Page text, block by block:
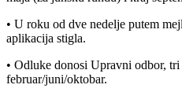
• U roku od dve nedelje putem
aplikacija stigla.
• Odluke donosi Upravni odbor,
februar/juni/oktobar.